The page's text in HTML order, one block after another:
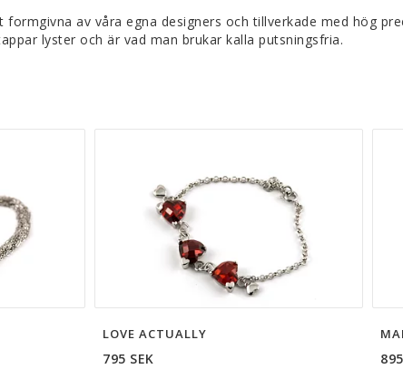
formgivna av våra egna designers och tillverkade med hög
lyster och är vad man brukar kalla putsningsfria.
LOVE ACTUALLY
795 SEK